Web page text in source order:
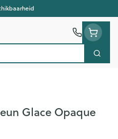
Zoek
Glace Opaque